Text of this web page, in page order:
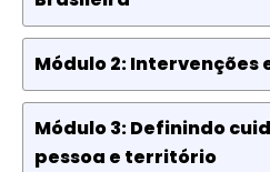
Módulo 2: Intervenções
Módulo 3: Definindo
pessoa e território